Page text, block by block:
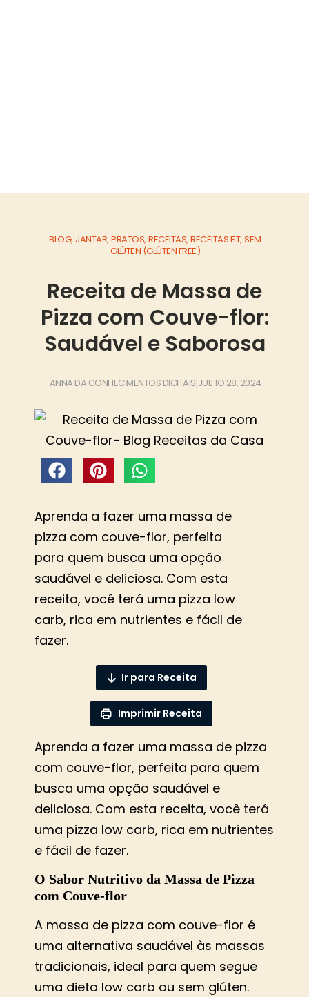
BLOG, JANTAR, PRATOS, RECEITAS, RECEITAS FIT,SEM
GLÚTEN (GLÚTEN FREE)
Receita de Massa de
Pizza com Couve-flor:
Saudável e Saborosa
ANNA DA CONHECIMENTOS DIGITAIS JULHO 28, 2024
Aprenda a fazer uma massa de
pizza com couve-flor, perfeita
para quem busca uma opção
saudável e deliciosa. Com esta
receita, você terá uma pizza low
carb, rica em nutrientes e fácil de
fazer.
Ir para Receita
Imprimir Receita
Aprenda a fazer uma massa de pizza
com couve-flor, perfeita para quem
busca uma opção saudável e
deliciosa. Com esta receita, você terá
uma pizza low carb, rica em nutrientes
e fácil de fazer.
O Sabor Nutritivo da Massa de Pizza
com Couve-flor
A massa de pizza com couve-flor é
uma alternativa saudável às massas
tradicionais, ideal para quem segue
uma dieta low carb ou sem glúten.